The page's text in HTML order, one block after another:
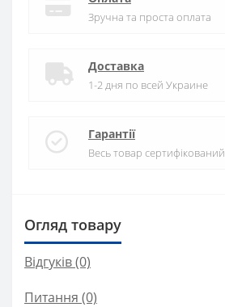
Зручна та проста оплата
Доставка
1-2 дня по всей Украине
Гарантії
Весь товар сертифікований
Огляд товару
Відгуків (0)
Питання (0)